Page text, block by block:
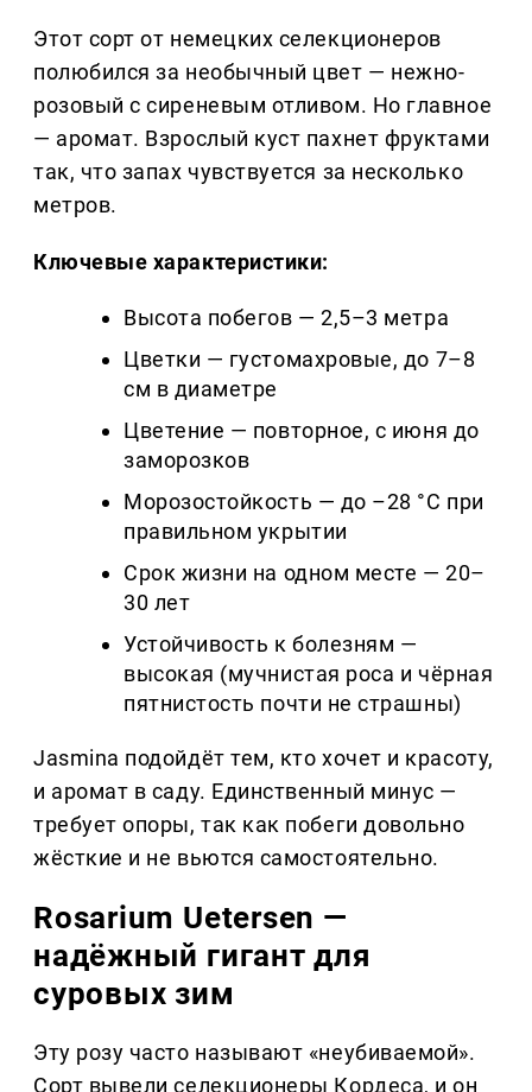
Этот сорт от немецких селекционеров
полюбился за необычный цвет — нежно-
розовый с сиреневым отливом. Но главное
— аромат. Взрослый куст пахнет фруктами
так, что запах чувствуется за несколько
метров.
Ключевые характеристики:
Высота побегов — 2,5–3 метра
Цветки — густомахровые, до 7–8
см в диаметре
Цветение — повторное, с июня до
заморозков
Морозостойкость — до –28 °C при
правильном укрытии
Срок жизни на одном месте — 20–
30 лет
Устойчивость к болезням —
высокая (мучнистая роса и чёрная
пятнистость почти не страшны)
Jasmina подойдёт тем, кто хочет и красоту,
и аромат в саду. Единственный минус —
требует опоры, так как побеги довольно
жёсткие и не вьются самостоятельно.
Rosarium Uetersen —
надёжный гигант для
суровых зим
Эту розу часто называют «неубиваемой».
Сорт вывели селекционеры Кордеса, и он